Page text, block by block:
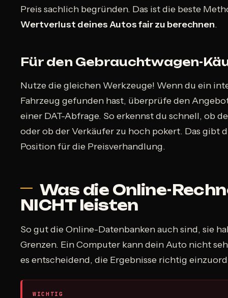
Preis sachlich begründen. Das ist die beste
Wertverlust deines Autos fair zu berechnen.
Für den Gebrauchtwagen-
Nutze die gleichen Werkzeuge! Wenn du ein
Fahrzeug gefunden hast, überprüfe den
einer DAT-Abfrage. So erkennst du schnell, ob
oder ob der Verkäufer zu hoch pokert. Das gibt
Position für die Preisverhandlung.
Was die Online-
NICHT leisten
So gut die Online-Datenbanken auch sind, sie
Grenzen. Ein Computer kann dein Auto nicht
es entscheidend, die Ergebnisse richtig
WICHTIG